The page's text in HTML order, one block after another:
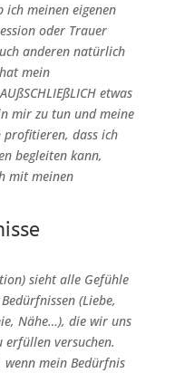
meinen eigenen
oder Trauer
anderen natürlich
mein
etwas
mir zu tun und meine
profitieren, dass ich
begleiten kann,
mit meinen
sieht alle Gefühle
(Liebe,
Nähe…), die wir uns
erfüllen versuchen.
wenn mein Bedürfnis